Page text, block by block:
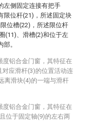
左侧固定连接有把手
限位杆(21)，所述固定块
位槽(22)，所述限位杆
(11)、滑槽(2)和位于左
。
度铝合金门窗，其特征在
应滑杆(3)的位置活动连
离滑块(4)的一端与滑杆
度铝合金门窗，其特征在
位于固定轴(9)的左右两